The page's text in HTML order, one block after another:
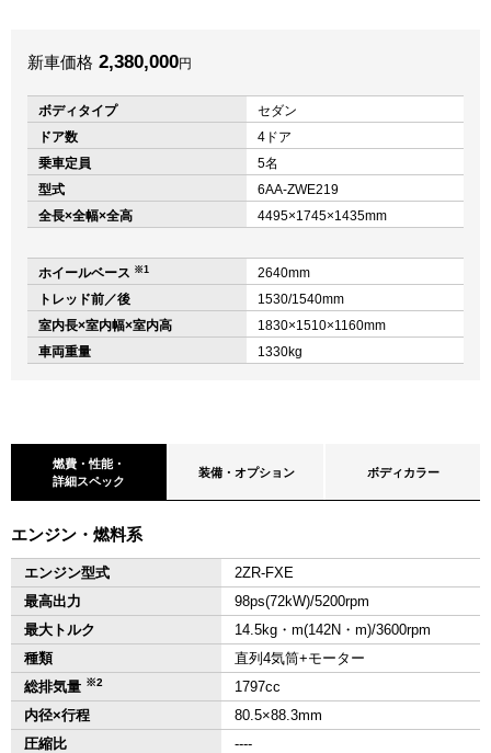
新車価格 2,380,000円
ボディタイプ
セダン
ドア数
4ドア
乗車定員
5名
型式
6AA-ZWE219
全長×全幅×全高
4495×1745×1435mm
ホイールベース ※1
2640mm
トレッド前／後
1530/1540mm
室内長×室内幅×室内高
1830×1510×1160mm
車両重量
1330kg
燃費・性能・
詳細スペック
装備・オプション ボディカラー
エンジン・燃料系
エンジン型式
2ZR-FXE
最高出力
98ps(72kW)/5200rpm
最大トルク
14.5kg・m(142N・m)/3600rpm
種類
直列4気筒+モーター
総排気量 ※2
1797cc
内径×行程
80.5×88.3mm
圧縮比
‐‐‐‐